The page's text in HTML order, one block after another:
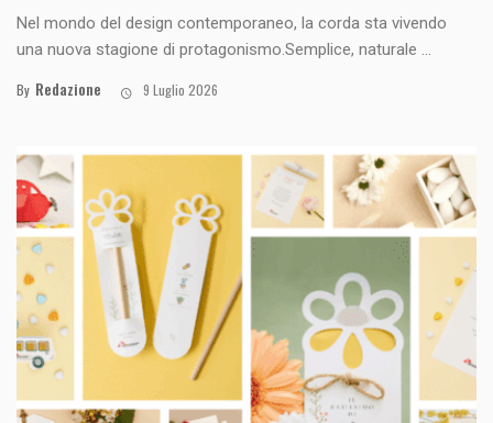
Nel mondo del design contemporaneo, la corda sta vivendo
una nuova stagione di protagonismo.Semplice, naturale ...
By Redazione 9 Luglio 2026